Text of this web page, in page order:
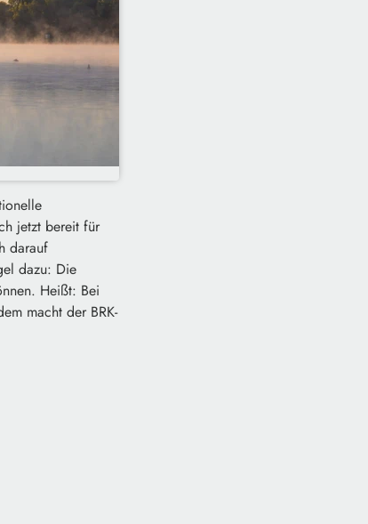
jetzt bereit für
darauf
dazu: Die
Heißt: Bei
macht der BRK-